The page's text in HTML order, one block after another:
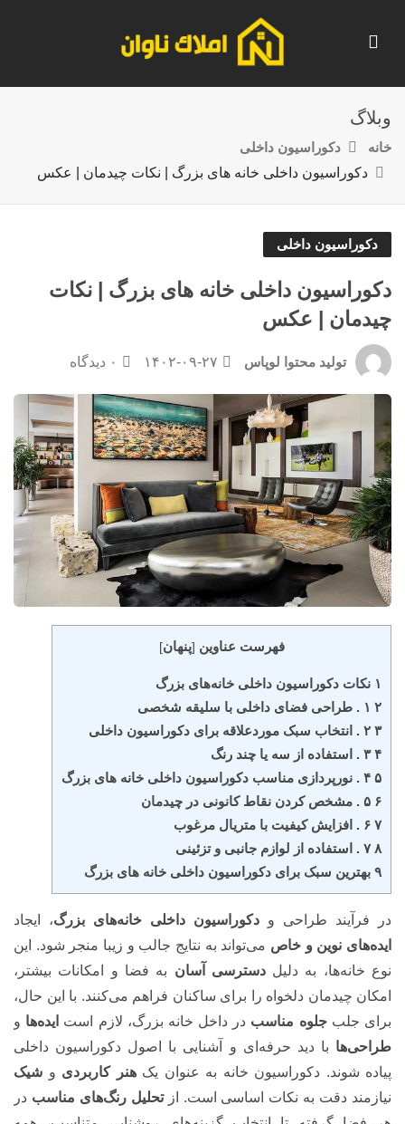
وبلاگ
خانه
دکوراسیون داخلی
دکوراسیون داخلی خانه‌ های بزرگ | نکات چیدمان | عکس
دکوراسیون داخلی
دکوراسیون داخلی خانه‌ های بزرگ | نکات
چیدمان | عکس
تولید محتوا لوپاس ۱۴۰۲-۰۹-۲۷ ۰ دیدگاه
فهرست عناوین [پنهان]
۱ نکات دکوراسیون داخلی خانه‌های بزرگ
۲ ۱ . طراحی فضای داخلی با سلیقه شخصی
۳ ۲ . انتخاب سبک موردعلاقه برای دکوراسیون داخلی
۴ ۳ . استفاده از سه یا چند رنگ
۵ ۴ . نورپردازی مناسب دکوراسیون داخلی خانه های بزرگ
۶ ۵ . مشخص کردن نقاط کانونی در چیدمان
۷ ۶ . افزایش کیفیت با متریال مرغوب
۸ ۷ . استفاده از لوازم جانبی و تزئینی
۹ بهترین سبک برای دکوراسیون داخلی خانه های بزرگ
در فرآیند طراحی و دکوراسیون داخلی خانه‌های بزرگ، ایجاد
ایده‌های نوین و خاص می‌تواند به نتایج جالب و زیبا منجر شود. این
نوع خانه‌ها، به دلیلدسترسی آسان به فضا و امکانات بیشتر،
امکان چیدمان دلخواه را برای ساکنان فراهم می‌کنند. با این حال،
برای جلبجلوه مناسب در داخل خانه بزرگ، لازم است ایده‌ها و
طراحی‌ها با دید حرفه‌ای و آشنایی با اصول دکوراسیون داخلی
پیاده شوند. دکوراسیون خانه به عنوان یکهنر کاربردی و شیک
نیازمند دقت به نکات اساسی است. ازتحلیل رنگ‌های مناسب در